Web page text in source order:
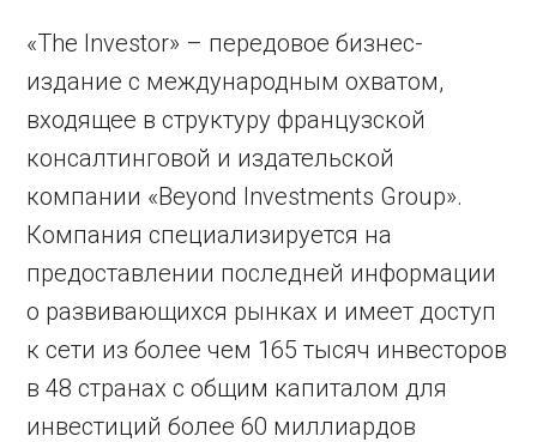
«The Investor» – передовое бизнес-
издание с международным охватом,
входящее в структуру французской
консалтинговой и издательской
компании «Beyond Investments Group».
Компания специализируется на
предоставлении последней информации
о развивающихся рынках и имеет доступ
к сети из более чем 165 тысяч инвесторов
в 48 странах с общим капиталом для
инвестиций более 60 миллиардов